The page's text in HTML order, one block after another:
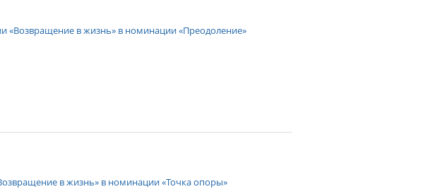
«Возвращение в жизнь» в номинации «Преодоление»
в жизнь» в номинации «Точка опоры»